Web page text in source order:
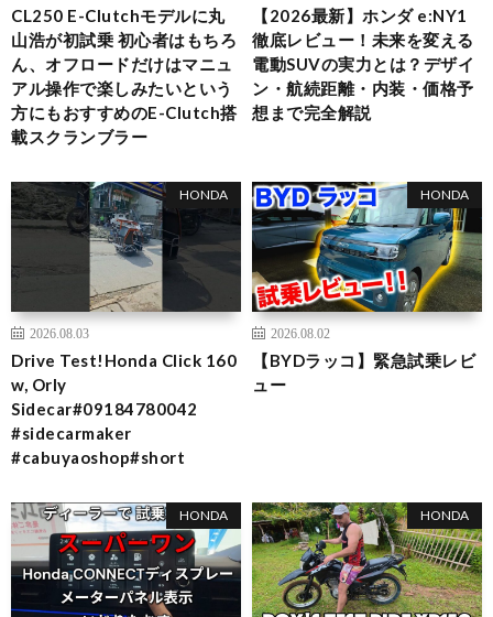
CL250 E-Clutchモデルに丸
山浩が初試乗 初心者はもちろ
ん、オフロードだけはマニュ
アル操作で楽しみたいという
方にもおすすめのE-Clutch搭
載スクランブラー
【2026最新】ホンダ e:NY1
徹底レビュー！未来を変える
電動SUVの実力とは？デザイ
ン・航続距離・内装・価格予
想まで完全解説
HONDA
2026.08.03
Drive Test!Honda Click 160
w, Orly
Sidecar#09184780042
#sidecarmaker
#cabuyaoshop#short
HONDA
2026.08.02
【BYDラッコ】緊急試乗レビ
ュー
HONDA HONDA